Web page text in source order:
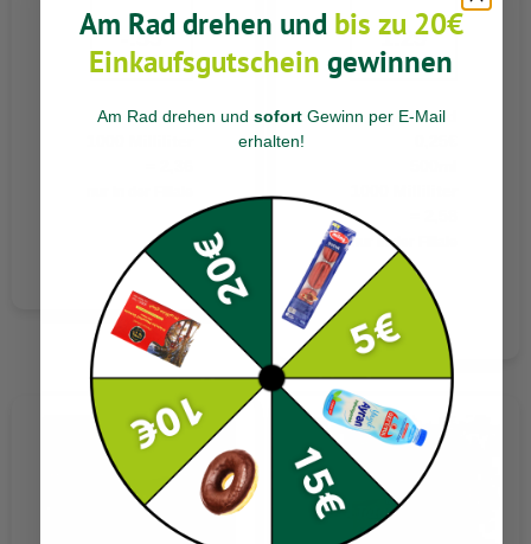
-.59
250 ML
1.29
zzgl. Pfand
nur in der Filiale
Am Rad drehen und bis zu 20€
Einkaufsgutschein gewinnen
Am Rad drehen und sofort Gewinn per E-Mail
erhalten!